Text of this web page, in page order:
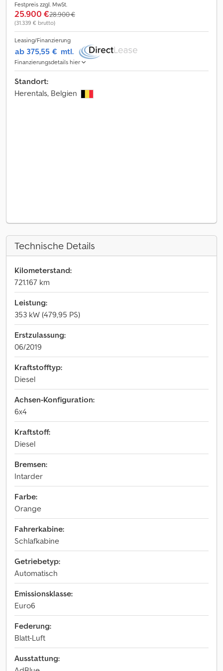
Festpreis zzgl. MwSt.
25.900 €28.900 €
(31.339 € brutto)
Leasing/Finanzierung
ab 375,55 € mtl.
Finanzierungsdetails hier
Standort:
Herentals, Belgien
Technische Details
Kilometerstand:
721.167 km
Leistung:
353 kW (479,95 PS)
Erstzulassung:
06/2019
Kraftstofftyp:
Diesel
Achsen-Konfiguration:
6x4
Kraftstoff:
Diesel
Bremsen:
Intarder
Farbe:
Orange
Fahrerkabine:
Schlafkabine
Getriebetyp:
Automatisch
Emissionsklasse:
Euro6
Federung:
Blatt-Luft
Ausstattung: